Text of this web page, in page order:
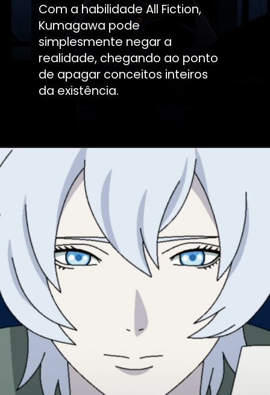
Com a habilidade All Fiction,
Kumagawa pode
simplesmente negar a
realidade, chegando ao ponto
de apagar conceitos inteiros
da existência.